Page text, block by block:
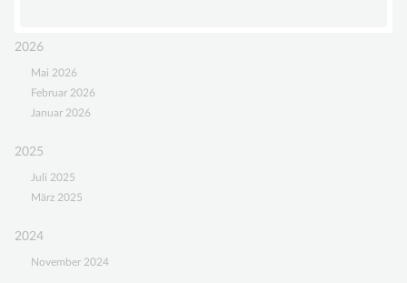
FÖRDERMITGLIED WERDEN
SPENDENKONTO
KONTAKT
2026
Mai 2026
Februar 2026
Januar 2026
2025
Juli 2025
März 2025
2024
November 2024